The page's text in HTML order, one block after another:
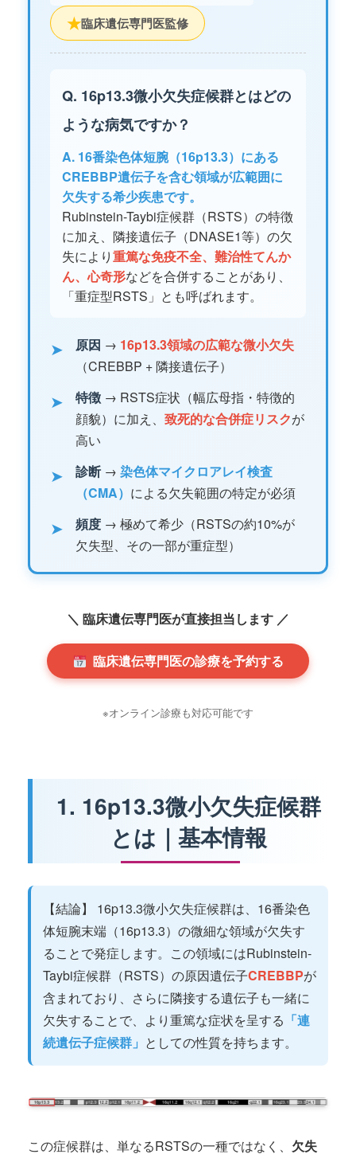
★臨床遺伝専門医監修
Q. 16p13.3微小欠失症候群とはどの
ような病気ですか？
A. 16番染色体短腕（16p13.3）にある
CREBBP遺伝子を含む領域が広範囲に
欠失する希少疾患です。
Rubinstein-Taybi症候群（RSTS）の特徴
に加え、隣接遺伝子（DNASE1等）の欠
失により重篤な免疫不全、難治性てんか
ん、心奇形などを合併することがあり、
「重症型RSTS」とも呼ばれます。
➤ 原因 → 16p13.3領域の広範な微小欠失
（CREBBP + 隣接遺伝子）
➤ 特徴 → RSTS症状（幅広母指・特徴的
顔貌）に加え、 致死的な合併症リスクが
高い
➤ 診断 → 染色体マイクロアレイ検査
（CMA） による欠失範囲の特定が必須
➤ 頻度 → 極めて希少（RSTSの約10%が
欠失型、その一部が重症型）
＼ 臨床遺伝専門医が直接担当します ／
臨床遺伝専門医の診療を予約する
※オンライン診療も対応可能です
1. 16p13.3微小欠失症候群
とは｜基本情報
【結論】 16p13.3微小欠失症候群は、16番染色
体短腕末端（16p13.3）の微細な領域が欠失す
ることで発症します。この領域にはRubinstein-
Taybi症候群（RSTS）の原因遺伝子CREBBPが
含まれており、さらに隣接する遺伝子も一緒に
欠失することで、より重篤な症状を呈する 「連
続遺伝子症候群」 としての性質を持ちます。
この症候群は、単なるRSTSの一種ではなく、 欠失